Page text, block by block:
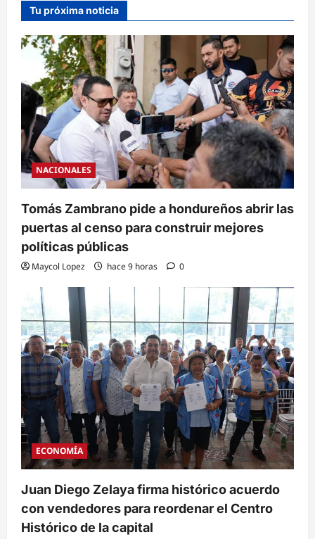
Tu próxima noticia
NACIONALES
Tomás Zambrano pide a hondureños abrir las
puertas al censo para construir mejores
políticas públicas
Maycol Lopez hace 9 horas 0
ECONOMÍA
Juan Diego Zelaya firma histórico acuerdo
con vendedores para reordenar el Centro
Histórico de la capital